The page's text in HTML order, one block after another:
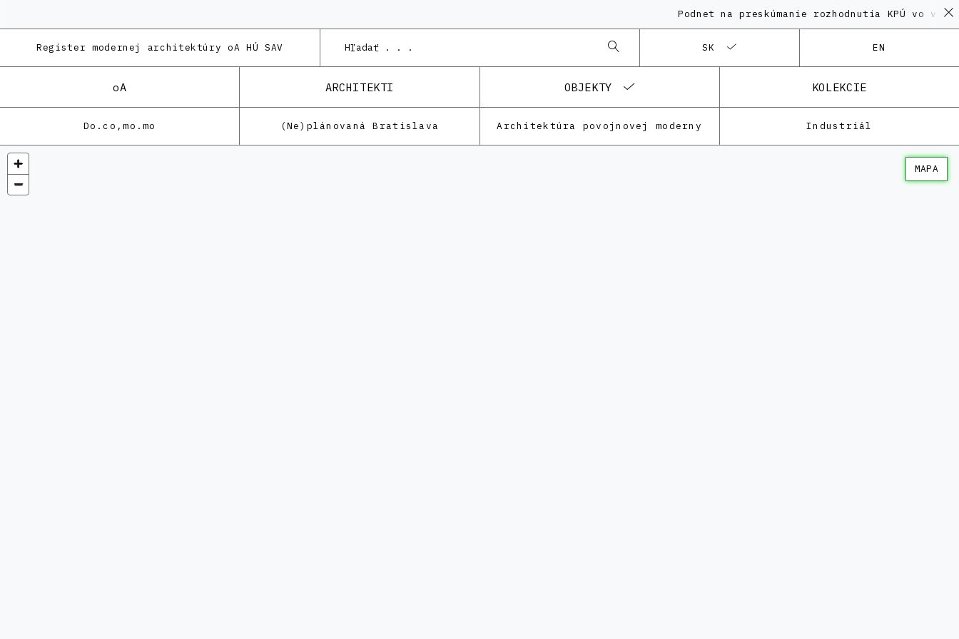
Podnet na preskúmanie rozhodnutia KPÚ vo veci
Register modernej architektúry oA HÚ SAV SK EN
oA ARCHITEKTI OBJEKTY KOLEKCIE
Do.co,mo.mo (Ne)plánovaná Bratislava Architektúra povojnovej moderny Industriál
MAPA